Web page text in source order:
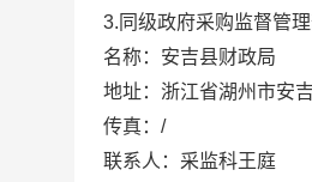
3.同级政府采购监督管
名称：安吉县财政局
地址：浙江省湖州市安
传真：/
联系人：采监科王庭